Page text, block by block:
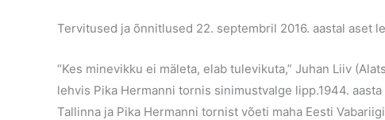
Tervitused ja õnnitlused 22. septembril 2016. aastal aset
“Kes minevikku ei mäleta, elab tulevikuta,” Juhan Liiv
lehvis Pika Hermanni tornis sinimustvalge lipp.1944.
Tallinna ja Pika Hermanni tornist võeti maha Eesti